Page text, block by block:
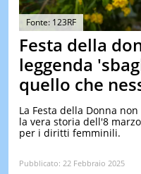
Fonte: 123RF
Festa della
leggenda
quello che
La Festa della Donna
la vera storia dell'8
per i diritti femminili.
Pubblicato: 22 Febbraio 2025